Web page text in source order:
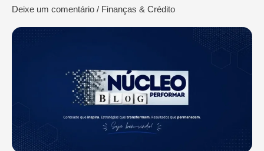
Deixe um comentário / Finanças & Crédito